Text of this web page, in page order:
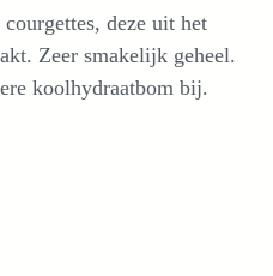
deze uit het
Zeer smakelijk geheel.
koolhydraatbom bij.